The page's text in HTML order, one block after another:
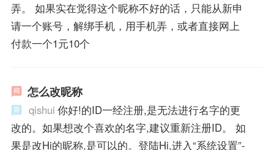
弄。 如果实在觉得这个昵称不好的话，只能从新申
请一个账号，解绑手机，用手机弄，或者直接网上
付款一个1元10个
怎么改昵称
qishui 你好!的ID一经注册,是无法进行名字的更
改的。如果想改个喜欢的名字,建议重新注册ID。 如
果是改Hi的昵称,是可以的。登陆Hi,进入“系统设置”-